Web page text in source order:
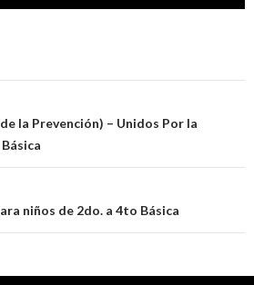
la Prevención) – Unidos Por la
niños de 2do. a 4to Básica